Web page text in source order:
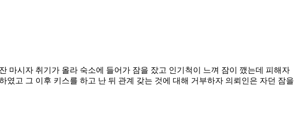
마시자 취기가 올라 숙소에 들어가 잠을 잤고 인기척이 느껴 잠이 깼는데 피해자
고 그 이후 키스를 하고 난 뒤 관계 갖는 것에 대해 거부하자 의뢰인은 자던 잠을